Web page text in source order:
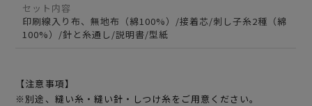
セット内容
印刷線入り布、無地布（綿100%）/接着芯/刺し子糸2種（綿
100%）/針と糸通し/説明書/型紙
【注意事項】
※別途、縫い糸・縫い針・しつけ糸をご用意ください。